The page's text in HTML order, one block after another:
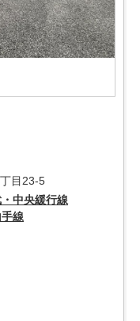
目23-5
中央緩行線
手線